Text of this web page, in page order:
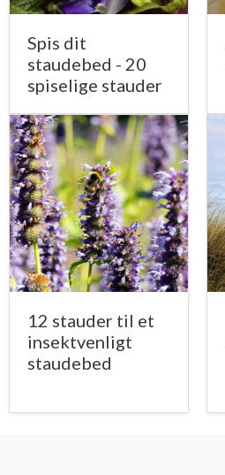
Spis dit
staudebed - 20
spiselige stauder
12 stauder til et
insektvenligt
staudebed